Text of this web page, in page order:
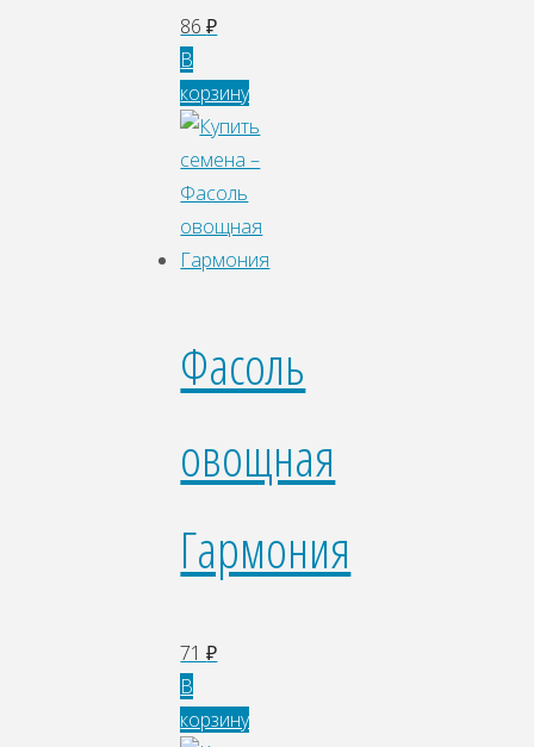
86₽
В
корзину
Фасоль
овощная
Гармония
71₽
В
корзину